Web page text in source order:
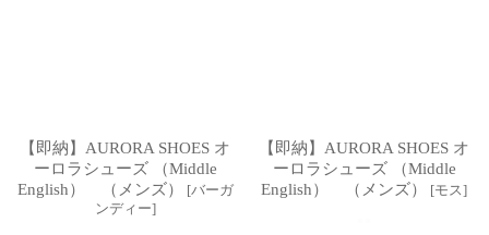
【即納】AURORA SHOES オ
ーロラシューズ （Middle
English） （メンズ）
[バーガ
ンディー]
【即納】AURORA SHOES オ
ーロラシューズ （Middle
English） （メンズ）
[モス]